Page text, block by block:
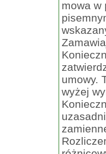
mowa w
umowy.
wyżej